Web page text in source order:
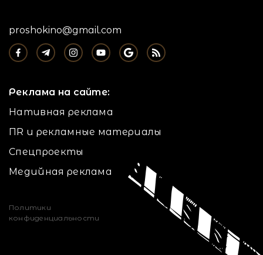
proshokino@gmail.com
Реклама на сайте:
Нативная реклама
ПR и рекламные материалы
Спецпроекты
Медийная реклама
Политики
конфиденциальности